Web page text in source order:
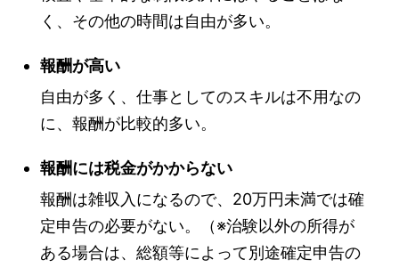
く、その他の時間は自由が多い。
報酬が高い
自由が多く、仕事としてのスキルは不用なの
に、報酬が比較的多い。
報酬には税金がかからない
報酬は雑収入になるので、20万円未満では確
定申告の必要がない。（※治験以外の所得が
ある場合は、総額等によって別途確定申告の